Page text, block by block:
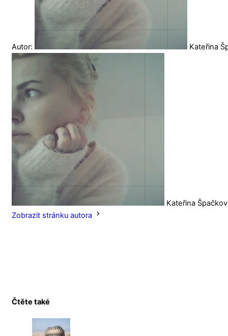
Autor: Kateřina
Kateřina
Zobrazit stránku autora
Čtěte také